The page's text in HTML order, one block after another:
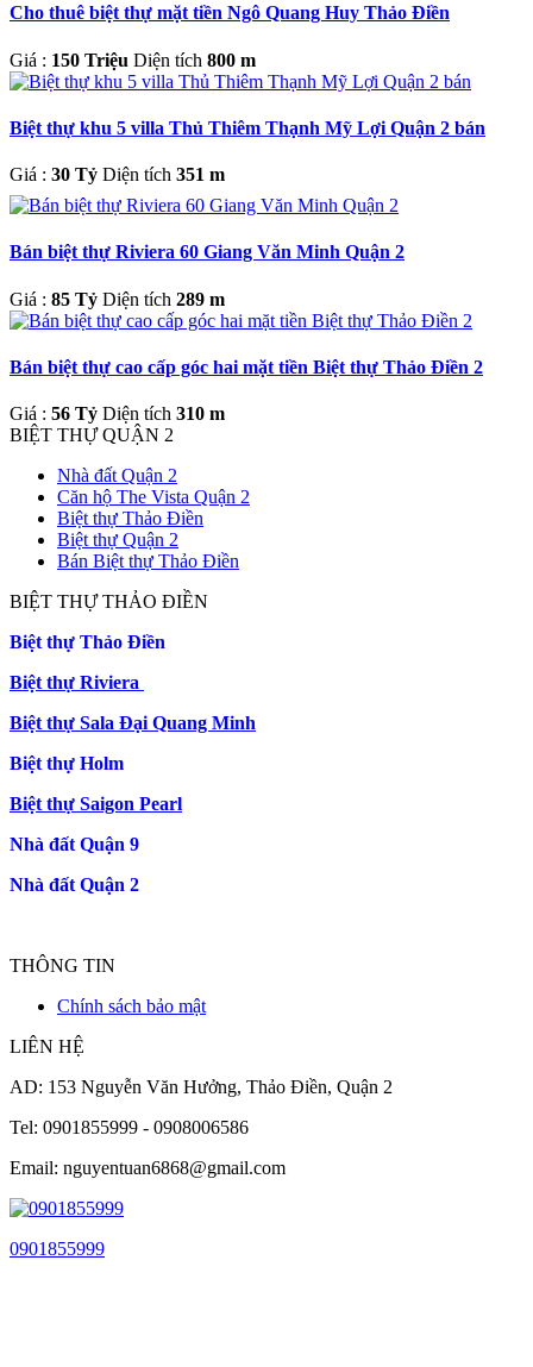
Cho thuê biệt thự mặt tiền Ngô Quang Huy Thảo Điền
Giá : 150 Triệu Diện tích 800 m
Biệt thự khu 5 villa Thủ Thiêm Thạnh Mỹ Lợi Quận 2 bán
Giá : 30 Tỷ Diện tích 351 m
Bán biệt thự Riviera 60 Giang Văn Minh Quận 2
Giá : 85 Tỷ Diện tích 289 m
Bán biệt thự cao cấp góc hai mặt tiền Biệt thự Thảo Điền 2
Giá : 56 Tỷ Diện tích 310 m
BIỆT THỰ QUẬN 2
Nhà đất Quận 2
Căn hộ The Vista Quận 2
Biệt thự Thảo Điền
Biệt thự Quận 2
Bán Biệt thự Thảo Điền
BIỆT THỰ THẢO ĐIỀN
Biệt thự Thảo Điền
Biệt thự Riviera
Biệt thự Sala Đại Quang Minh
Biệt thự Holm
Biệt thự Saigon Pearl
Nhà đất Quận 9
Nhà đất Quận 2
THÔNG TIN
Chính sách bảo mật
LIÊN HỆ
AD: 153 Nguyễn Văn Hưởng, Thảo Điền, Quận 2
Tel: 0901855999 - 0908006586
Email: nguyentuan6868@gmail.com
0901855999